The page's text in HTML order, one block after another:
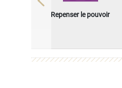
Repenser le pouvoir
Previous